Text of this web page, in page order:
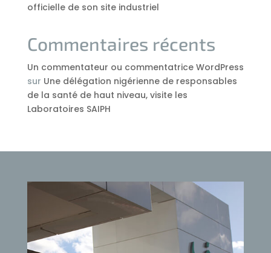
officielle de son site industriel
Commentaires récents
Un commentateur ou commentatrice WordPress
sur Une délégation nigérienne de responsables
de la santé de haut niveau, visite les
Laboratoires SAIPH